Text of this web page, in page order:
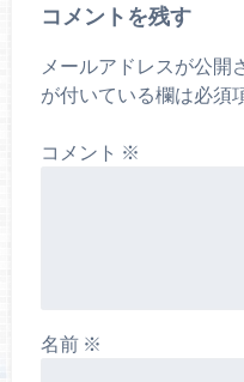
コメントを残す
メールアドレスが公開
が付いている欄は必須
コメント ※
名前 ※